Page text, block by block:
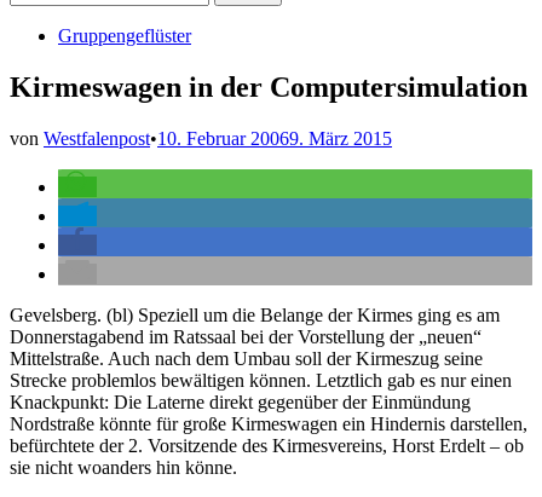
nach:
Veröffentlicht
Gruppengeflüster
Kirmeswagen in der Computersimulation
von Westfalenpost•10. Februar 20069. März 2015
Gevelsberg. (bl) Speziell um die Belange der Kirmes ging es am
Donnerstagabend im Ratssaal bei der Vorstellung der „neuen“
Mittelstraße. Auch nach dem Umbau soll der Kirmeszug seine
Strecke problemlos bewältigen können. Letztlich gab es nur einen
Knackpunkt: Die Laterne direkt gegenüber der Einmündung
Nordstraße könnte für große Kirmeswagen ein Hindernis darstellen,
befürchtete der 2. Vorsitzende des Kirmesvereins, Horst Erdelt – ob
sie nicht woanders hin könne.